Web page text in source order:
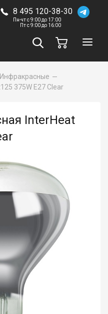
8 495 120-38-30
Пн-чт с 9:00 до 17:00
Пт с 9:00 до 16:00
Инфракрасные
375W E27 Clear
InterHeat